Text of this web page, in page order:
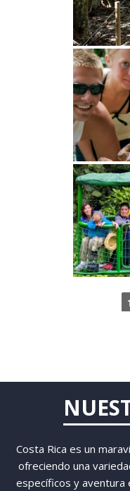
Costa Rica es un
ofreciendo una
específicos y aventura